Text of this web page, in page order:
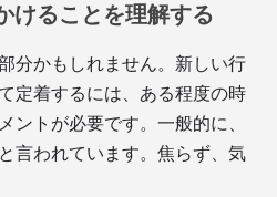
けることを理解する
分かもしれません。新しい行
定着するには、ある程度の時
ントが必要です。一般的に、
言われています。焦らず、気